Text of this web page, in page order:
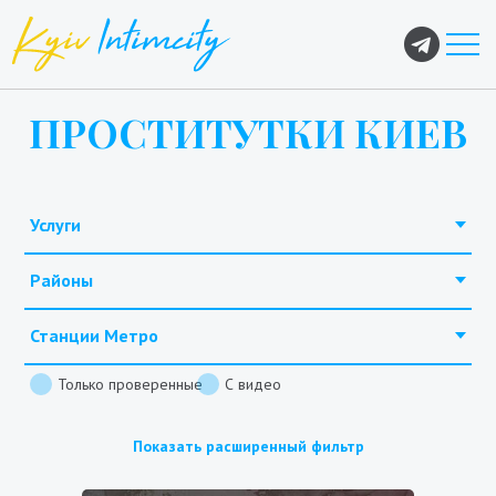
ПРОСТИТУТКИ КИЕВ
Услуги
Районы
Станции Метро
Только проверенные С видео
Показать расширенный фильтр